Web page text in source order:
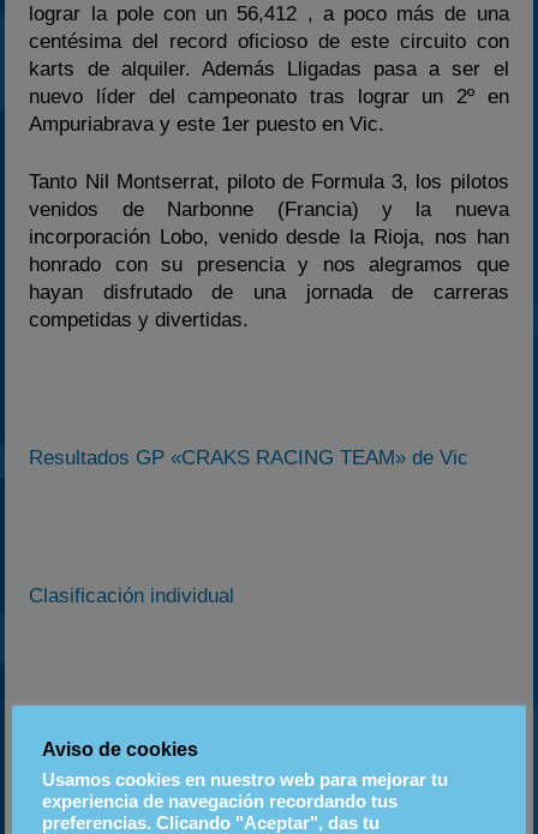
lograr la pole con un 56,412 , a poco más de una
centésima del record oficioso de este circuito con
karts de alquiler. Además Lligadas pasa a ser el
nuevo líder del campeonato tras lograr un 2º en
Ampuriabrava y este 1er puesto en Vic.
Tanto Nil Montserrat, piloto de Formula 3, los pilotos
venidos de Narbonne (Francia) y la nueva
incorporación Lobo, venido desde la Rioja, nos han
honrado con su presencia y nos alegramos que
hayan disfrutado de una jornada de carreras
competidas y divertidas.
Resultados GP «CRAKS RACING TEAM» de Vic
Clasificación individual
Enviat per JoseLF1
Aviso de cookies
Usamos cookies en nuestro web para mejorar tu
experiencia de navegación recordando tus
preferencias. Clicando "Aceptar", das tu